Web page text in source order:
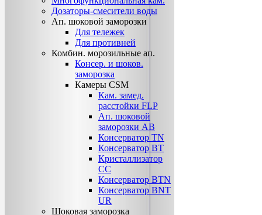
Дозаторы-смесители воды
Ап. шоковой заморозки
Для тележек
Для противней
Комбин. морозильные ап.
Консер. и шоков.
заморозка
Камеры CSM
Кам. замед.
расстойки FLP
Ап. шоковой
заморозки АВ
Консерватор TN
Консерватор ВТ
Кристаллизатор
СС
Консерватор ВТN
Консерватор ВNТ
UR
Шоковая заморозка